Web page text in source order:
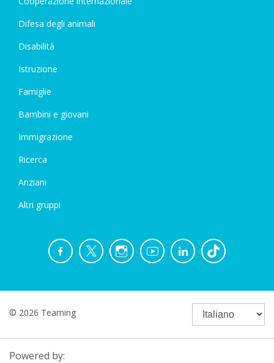
Difesa degli animali
Disabilità
Istruzione
Famiglie
Bambini e giovani
Immigrazione
Ricerca
Anziani
Altri gruppi
© 2026 Teaming
Powered by: